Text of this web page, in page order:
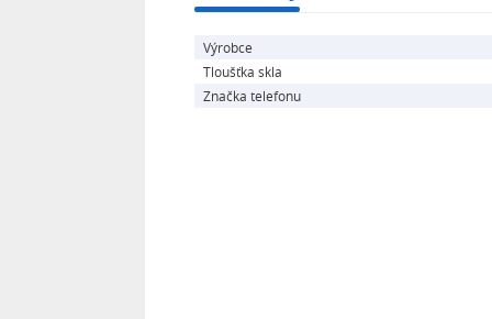
Výrobce
Tloušťka skla
Značka telefonu